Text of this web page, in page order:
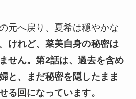
元へ戻り、夏希は穏やかな
けれど、菜美自身の秘密は
せん。 第2話は、過去を含め
と、まだ秘密を隠したまま
る回になっています。